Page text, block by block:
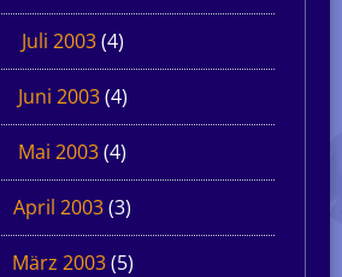
Juli 2003(4)
Juni 2003(4)
Mai 2003(4)
April 2003(3)
März 2003(5)